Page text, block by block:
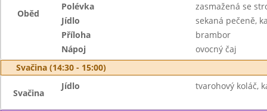
Oběd
Polévka
zasmažená se
Jídlo
sekaná pečeně,
Příloha
brambor
Nápoj
ovocný čaj
Svačina (14:30 - 15:00)
Svačina
Jídlo tvarohový koláč,